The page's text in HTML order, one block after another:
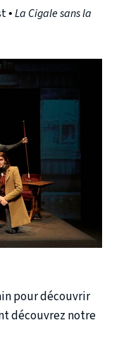
•La Cigale sans la
pour découvrir
découvrez notre